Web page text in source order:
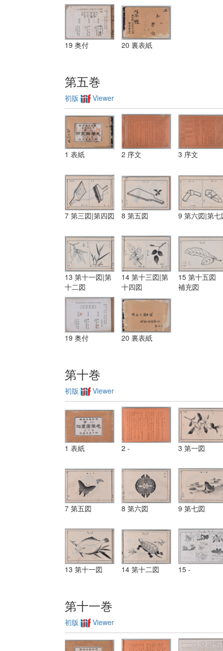
19 奥付 20 裏表紙
第五巻
初版 Viewer
1 表紙 2 序文 3 序文
7 第三図|第四図 8 第五図 9 第六図|第七
13 第十一図|第
十二図
14 第十三図|第
十四図
15 第十五図
補充図
19 奥付 20 裏表紙
第十巻
初版 Viewer
1 表紙 2 - 3 第一図
7 第五図 8 第六図 9 第七図
13 第十一図 14 第十二図 15 -
第十一巻
初版 Viewer